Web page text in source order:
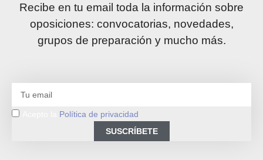
Recibe en tu email toda la información sobre
oposiciones: convocatorias, novedades,
grupos de preparación y mucho más.
Política de privacidad
SUSCRÍBETE